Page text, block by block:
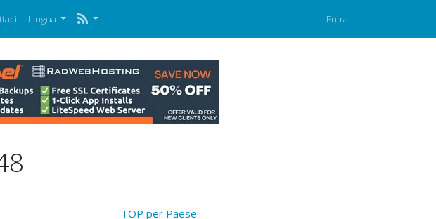
Lingua Entra
TOP per Paese